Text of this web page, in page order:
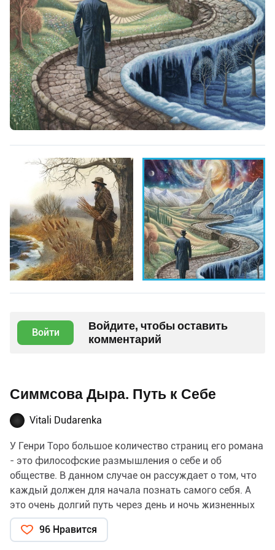
Войти
Войдите, чтобы оставить
комментарий
Симмсова Дыра. Путь к Себе
Vitali Dudarenka
У Генри Торо большое количество страниц его романа
- это философские размышления о себе и об
обществе. В данном случае он рассуждает о том, что
каждый должен для начала познать самого себя. А
это очень долгий путь через день и ночь жизненных
препятствий , через горы и долины испытаний и т.д.
Это так называемая Симмсова дыра (по имени
96 Нравится